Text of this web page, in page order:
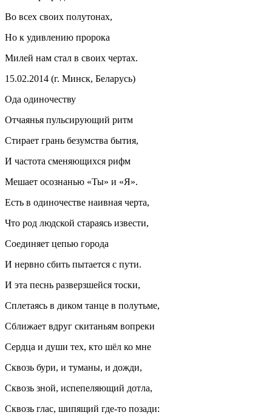
Во всех своих полутонах,
Но к удивлению пророка
Милей нам стал в своих чертах.
15.02.2014 (г. Минск, Беларусь)
Ода одиночеству
Отчаянья пульсирующий ритм
Стирает грань безумства бытия,
И частота сменяющихся рифм
Мешает осознанью «Ты» и «Я».
Есть в одиночестве наивная черта,
Что род людской стараясь извести,
Соединяет цепью города
И нервно сбить пытается с пути.
И эта песнь разверзшейся тоски,
Сплетаясь в диком танце в полутьме,
Сближает вдруг скитаньям вопреки
Сердца и души тех, кто шёл ко мне
Сквозь бури, и туманы, и дожди,
Сквозь зной, испепеляющий дотла,
Сквозь глас, шипящий где-то позади: